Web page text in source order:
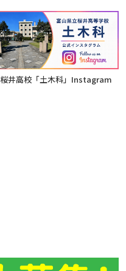
桜井高校「土木科」Instagram